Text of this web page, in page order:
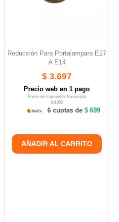
Reducción Para Portalampara E27
A E14
$ 3.697
Precio web en 1 pago
Precio sin Impuestos Nacionales
$ 3.055
6 cuotas de $ 699
AÑADIR AL CARRITO